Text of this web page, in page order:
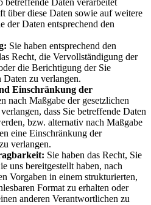
betreffende Daten verarbeitet
über diese Daten sowie auf weitere
der Daten entsprechend den
Sie haben entsprechend den
Recht, die Vervollständigung der
die Berichtigung der Sie
zu verlangen.
Einschränkung der
nach Maßgabe der gesetzlichen
dass Sie betreffende Daten
bzw. alternativ nach Maßgabe
eine Einschränkung der
verlangen.
Sie haben das Recht, Sie
uns bereitgestellt haben, nach
Vorgaben in einem strukturierten,
Format zu erhalten oder
anderen Verantwortlichen zu